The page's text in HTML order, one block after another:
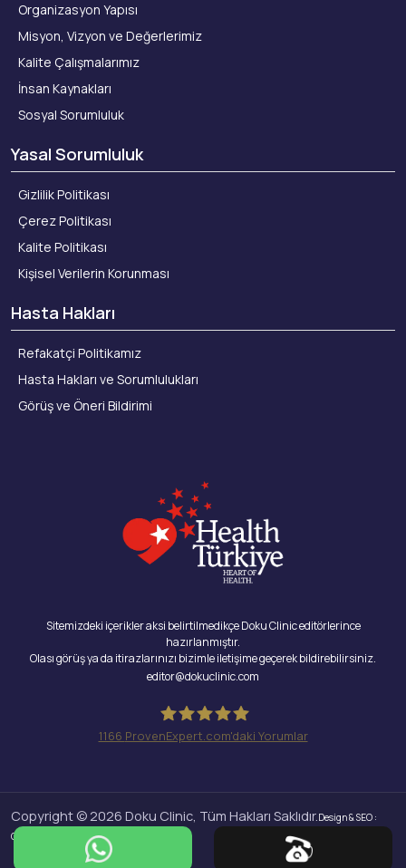
Organizasyon Yapısı
Misyon, Vizyon ve Değerlerimiz
Kalite Çalışmalarımız
İnsan Kaynakları
Sosyal Sorumluluk
Yasal Sorumluluk
Gizlilik Politikası
Çerez Politikası
Kalite Politikası
Kişisel Verilerin Korunması
Hasta Hakları
Refakatçi Politikamız
Hasta Hakları ve Sorumlulukları
Görüş ve Öneri Bildirimi
Sitemizdeki içerikler aksi belirtilmedikçe Doku Clinic editörlerince
hazırlanmıştır.
Olası görüş ya da itirazlarınızı bizimle iletişime geçerek bildirebilirsiniz.
editor@dokuclinic.com
1166 ProvenExpert.com'daki Yorumlar
Copyright © 2026 Doku Clinic, Tüm Hakları Saklıdır. Design & SEO :
Crabs Media